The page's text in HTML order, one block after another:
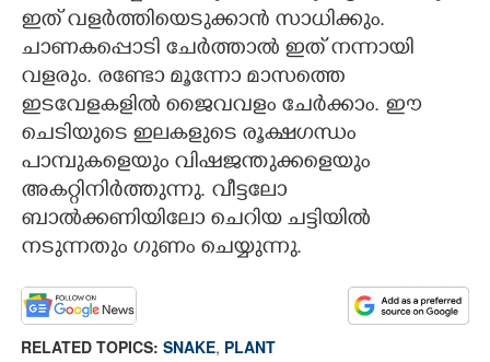
ഇത് വളർത്തിയെടുക്കാൻ സാധിക്കും.
ചാണകപ്പൊടി ചേർത്താൽ ഇത് നന്നായി
വളരും. രണ്ടോ മൂന്നോ മാസത്തെ
ഇടവേളകളിൽ ജൈവവളം ചേർക്കാം. ഈ
ചെടിയുടെ ഇലകളുടെ രൂക്ഷഗന്ധം
പാമ്പുകളെയും വിഷജന്തുക്കളെയും
അകറ്റിനിർത്തുന്നു. വീട്ടലോ
ബാൽക്കണിയിലോ ചെറിയ ചട്ടിയിൽ
നടുന്നതും ഗുണം ചെയ്യുന്നു.
RELATED TOPICS: SNAKE, PLANT